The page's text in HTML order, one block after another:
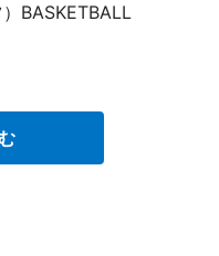
BASKETBALL